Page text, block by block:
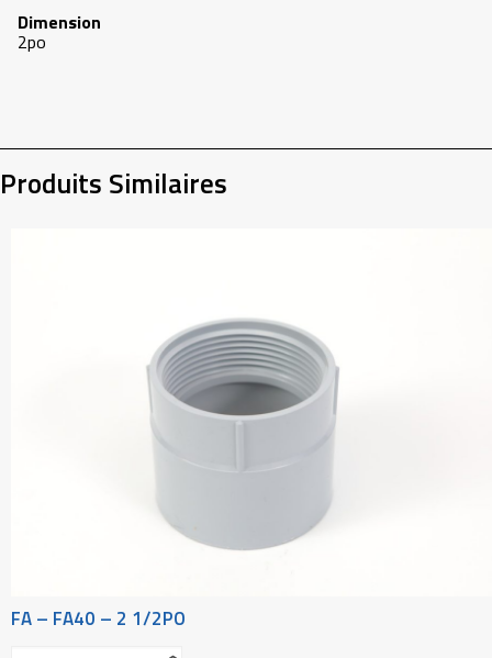
Dimension
2po
Produits Similaires
FA – FA40 – 2 1/2PO